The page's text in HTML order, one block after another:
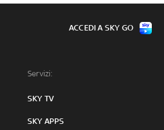
Servizi:
SKY TV
SKY APPS
ACCEDI A SKY GO